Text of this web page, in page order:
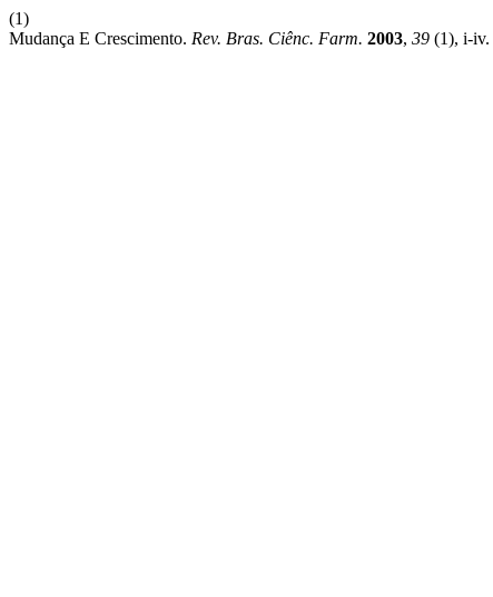
(1)
Mudança E Crescimento. Rev. Bras. Ciênc. Farm. 2003, 39 (1), i-iv.